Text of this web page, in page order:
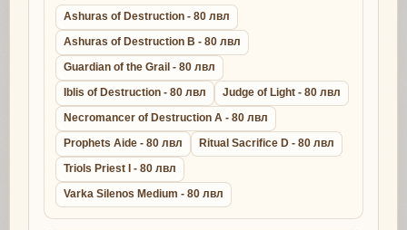
Ashuras of Destruction - 80 лвл
Ashuras of Destruction B - 80 лвл
Guardian of the Grail - 80 лвл
Iblis of Destruction - 80 лвл
Judge of Light - 80 лвл
Necromancer of Destruction A - 80 лвл
Prophets Aide - 80 лвл
Ritual Sacrifice D - 80 лвл
Triols Priest I - 80 лвл
Varka Silenos Medium - 80 лвл